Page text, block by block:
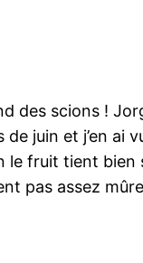
des scions !
juin et j’en ai
fruit tient bien
pas assez